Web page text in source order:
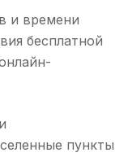
и времени
бесплатной
пункты